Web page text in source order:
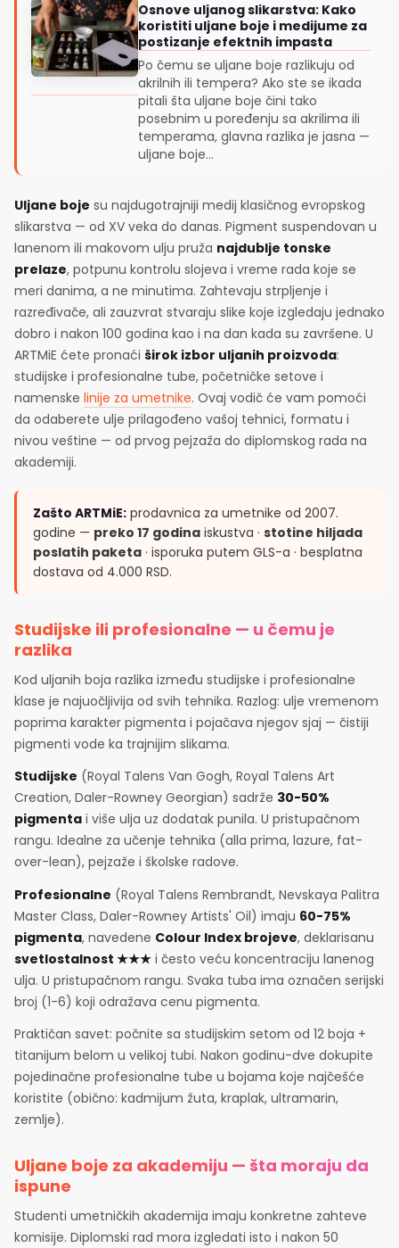
Osnove uljanog slikarstva: Kako
koristiti uljane boje i medijume za
postizanje efektnih impasta
Po čemu se uljane boje razlikuju od
akrilnih ili tempera? Ako ste se ikada
pitali šta uljane boje čini tako
posebnim u poređenju sa akrilima ili
temperama, glavna razlika je jasna —
uljane boje...
Uljane boje su najdugotrajniji medij klasičnog evropskog
slikarstva — od XV veka do danas. Pigment suspendovan u
lanenom ili makovom ulju pruža najdublje tonske
prelaze, potpunu kontrolu slojeva i vreme rada koje se
meri danima, a ne minutima. Zahtevaju strpljenje i
razređivače, ali zauzvrat stvaraju slike koje izgledaju jednako
dobro i nakon 100 godina kao i na dan kada su završene. U
ARTMiE ćete pronaći širok izbor uljanih proizvoda:
studijske i profesionalne tube, početničke setove i
namenske linije za umetnike. Ovaj vodič će vam pomoći
da odaberete ulje prilagođeno vašoj tehnici, formatu i
nivou veštine — od prvog pejzaža do diplomskog rada na
akademiji.
Zašto ARTMiE: prodavnica za umetnike od 2007.
godine — preko 17 godina iskustva · stotine hiljada
poslatih paketa · isporuka putem GLS-a · besplatna
dostava od 4.000 RSD.
Studijske ili profesionalne — u čemu je
razlika
Kod uljanih boja razlika između studijske i profesionalne
klase je najuočljivija od svih tehnika. Razlog: ulje vremenom
poprima karakter pigmenta i pojačava njegov sjaj — čistiji
pigmenti vode ka trajnijim slikama.
Studijske (Royal Talens Van Gogh, Royal Talens Art
Creation, Daler-Rowney Georgian) sadrže 30-50%
pigmenta i više ulja uz dodatak punila. U pristupačnom
rangu. Idealne za učenje tehnika (alla prima, lazure, fat-
over-lean), pejzaže i školske radove.
Profesionalne (Royal Talens Rembrandt, Nevskaya Palitra
Master Class, Daler-Rowney Artists' Oil) imaju 60-75%
pigmenta, navedene Colour Index brojeve, deklarisanu
svetlostalnost ★★★ i često veću koncentraciju lanenog
ulja. U pristupačnom rangu. Svaka tuba ima označen serijski
broj (1-6) koji odražava cenu pigmenta.
Praktičan savet: počnite sa studijskim setom od 12 boja +
titanijum belom u velikoj tubi. Nakon godinu-dve dokupite
pojedinačne profesionalne tube u bojama koje najčešće
koristite (obično: kadmijum žuta, kraplak, ultramarin,
zemlje).
Uljane boje za akademiju — šta moraju da
ispune
Studenti umetničkih akademija imaju konkretne zahteve
komisije. Diplomski rad mora izgledati isto i nakon 50